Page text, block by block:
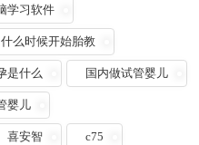
学习软件
什么时候开始胎教
是什么 国内做试管婴儿
婴儿
喜安智 c75